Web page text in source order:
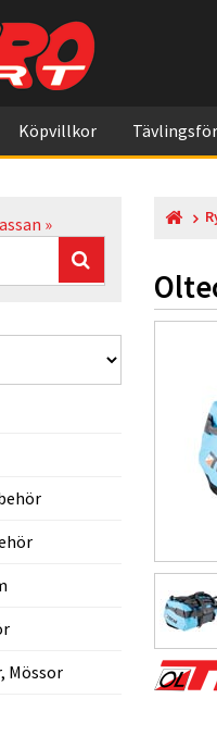
Köpvillkor
»
Mössor